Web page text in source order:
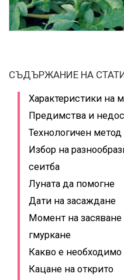
СЪДЪРЖАНИЕ НА
Характеристики на
Предимства и
Технологичен метод
Избор на
сеитба
Луната да помогне
Дати на засаждане
Момент на засяване
гмуркане
Какво е необходимо
Кацане на открито